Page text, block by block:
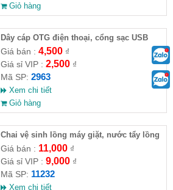
Giỏ hàng
Dây cáp OTG điện thoại, cổng sạc USB
Giá bán : 4,500₫
Giá sỉ VIP : 2,500₫
Mã SP: 2963
Xem chi tiết
Giỏ hàng
Chai vệ sinh lồng máy giặt, nước tẩy lồng
máy giặt CLEANING FLUID
Giá bán : 11,000₫
Giá sỉ VIP : 9,000₫
Mã SP: 11232
Xem chi tiết